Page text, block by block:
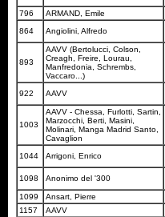
796 ARMAND, Emile
864
Angiolini, Alfredo
893
AAVV (Bertolucci, Colson,
Creagh, Freire, Lourau,
Manfredonia, Schrembs,
Vaccaro...)
922 AAVV
1003
AAVV - Chessa, Furlotti, Sartin,
Marzocchi, Berti, Masini,
Molinari, Manga Madrid Santo,
Cavaglion
1044 Arrigoni, Enrico
1098
Anonimo del '300
1099 Ansart, Pierre
1157
AAVV